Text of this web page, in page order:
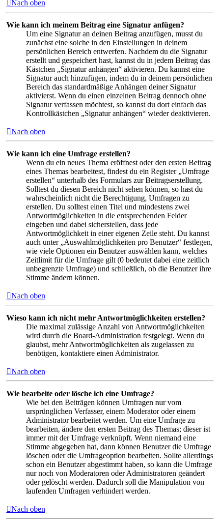
Nach oben
Wie kann ich meinem Beitrag eine Signatur anfügen?
Um eine Signatur an deinen Beitrag anzufügen, musst du
zunächst eine solche in den Einstellungen in deinem
persönlichen Bereich entwerfen. Nachdem du die Signatur
erstellt und gespeichert hast, kannst du in jedem Beitrag das
Kästchen „Signatur anhängen“ aktivieren. Du kannst eine
Signatur auch hinzufügen, indem du in deinem persönlichen
Bereich das standardmäßige Anhängen deiner Signatur
aktivierst. Wenn du einen einzelnen Beitrag dennoch ohne
Signatur verfassen möchtest, so kannst du dort einfach das
Kontrollkästchen „Signatur anhängen“ wieder deaktivieren.
Nach oben
Wie kann ich eine Umfrage erstellen?
Wenn du ein neues Thema eröffnest oder den ersten Beitrag
eines Themas bearbeitest, findest du ein Register „Umfrage
erstellen“ unterhalb des Formulars zur Beitragserstellung.
Solltest du diesen Bereich nicht sehen können, so hast du
wahrscheinlich nicht die Berechtigung, Umfragen zu
erstellen. Du solltest einen Titel und mindestens zwei
Antwortmöglichkeiten in die entsprechenden Felder
eingeben und dabei sicherstellen, dass jede
Antwortmöglichkeit in einer eigenen Zeile steht. Du kannst
auch unter „Auswahlmöglichkeiten pro Benutzer“ festlegen,
wie viele Optionen ein Benutzer auswählen kann, welches
Zeitlimit für die Umfrage gilt (0 bedeutet dabei eine zeitlich
unbegrenzte Umfrage) und schließlich, ob die Benutzer ihre
Stimme ändern können.
Nach oben
Wieso kann ich nicht mehr Antwortmöglichkeiten erstellen?
Die maximal zulässige Anzahl von Antwortmöglichkeiten
wird durch die Board-Administration festgelegt. Wenn du
glaubst, mehr Antwortmöglichkeiten als zugelassen zu
benötigen, kontaktiere einen Administrator.
Nach oben
Wie bearbeite oder lösche ich eine Umfrage?
Wie bei den Beiträgen können Umfragen nur vom
ursprünglichen Verfasser, einem Moderator oder einem
Administrator bearbeitet werden. Um eine Umfrage zu
bearbeiten, ändere den ersten Beitrag des Themas; dieser ist
immer mit der Umfrage verknüpft. Wenn niemand eine
Stimme abgegeben hat, dann können Benutzer die Umfrage
löschen oder die Umfrageoption bearbeiten. Sollte allerdings
schon ein Benutzer abgestimmt haben, so kann die Umfrage
nur noch von Moderatoren oder Administratoren geändert
oder gelöscht werden. Dadurch soll die Manipulation von
laufenden Umfragen verhindert werden.
Nach oben